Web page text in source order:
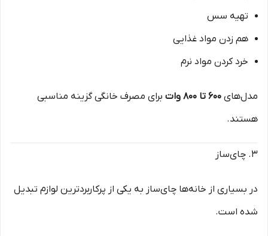
تهیه سس
هم زدن مواد غذایی
خرد کردن مواد نرم
مدل‌های ۶۰۰ تا ۸۰۰ وات
برای مصرف خانگی گزینه مناسبی
هستند.
۳. چای‌ساز
در بسیاری از خانه‌ها چای‌ساز به یکی از پرکاربردترین لوازم تبدیل
شده است.